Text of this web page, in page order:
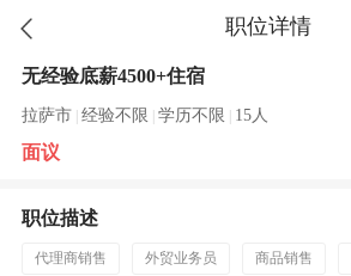
职位详情
无经验底薪4500+住宿
拉萨市 经验不限 学历不限 15人
面议
职位描述
代理商销售 外贸业务员 商品销售